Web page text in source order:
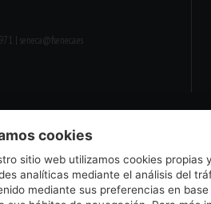
| seneca@fseneca.es
cookies
sitio web utilizamos cookies propias
analíticas mediante el análisis del
mediante sus preferencias en